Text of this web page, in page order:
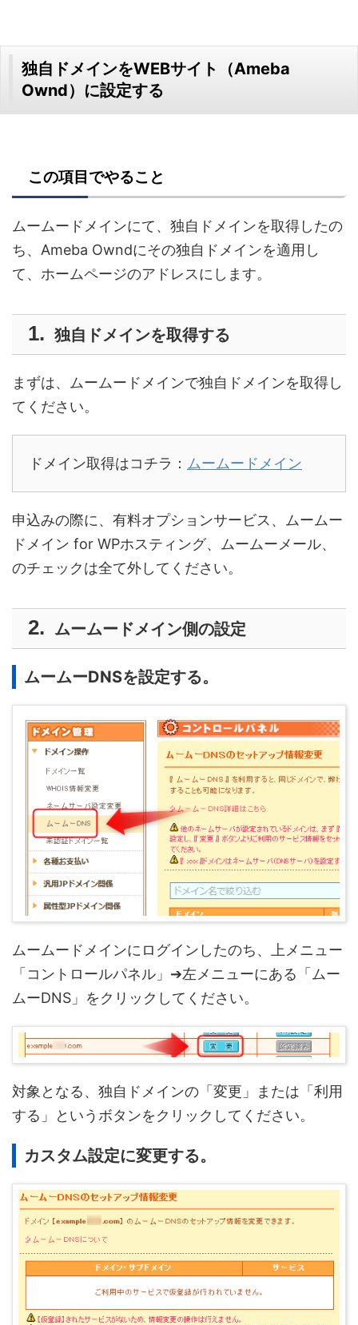
独自ドメインをWEBサイト（Ameba
Ownd）に設定する
この項目でやること
ムームードメインにて、独自ドメインを取得したの
ち、Ameba Owndにその独自ドメインを適用し
て、ホームページのアドレスにします。
独自ドメインを取得する
まずは、ムームードメインで独自ドメインを取得し
てください。
ドメイン取得はコチラ： ムームードメイン
申込みの際に、有料オプションサービス、ムームー
ドメイン for WPホスティング、ムームーメール、
のチェックは全て外してください。
ムームードメイン側の設定
ムームーDNSを設定する。
ムームードメインにログインしたのち、上メニュー
「コントロールパネル」➔左メニューにある「ムー
ムーDNS」をクリックしてください。
対象となる、独自ドメインの「変更」または「利用
する」というボタンをクリックしてください。
カスタム設定に変更する。